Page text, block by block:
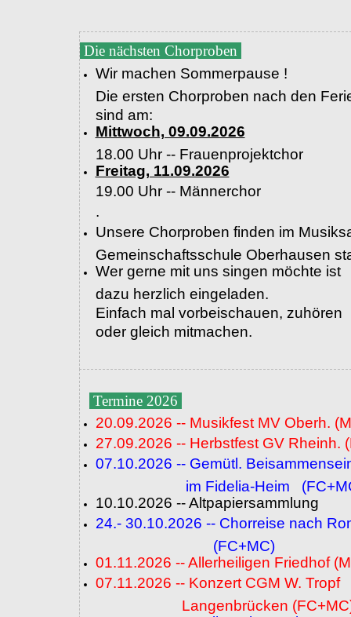
Die nächsten Chorproben
Wir machen Sommerpause !
Die ersten Chorproben nach den
sind am:
Mittwoch, 09.09.2026
18.00 Uhr -- Frauenprojektchor
Freitag, 11.09.2026
19.00 Uhr -- Männerchor
.
Unsere Chorproben finden im
Gemeinschaftsschule Oberhausen
Wer gerne mit uns singen möchte ist
dazu herzlich eingeladen.
Einfach mal vorbeischauen, zuhören
oder gleich mitmachen.
Termine 2026
20.09.2026 -- Musikfest MV Oberh.
27.09.2026 -- Herbstfest GV Rheinh.
07.10.2026 -- Gemütl.
im Fidelia-Heim
10.10.2026 -- Altpapiersammlung
24.- 30.10.2026 -- Chorreise nach
(FC+MC)
01.11.2026 -- Allerheiligen Friedhof
07.11.2026 -- Konzert CGM W. Tropf
Langenbrücken